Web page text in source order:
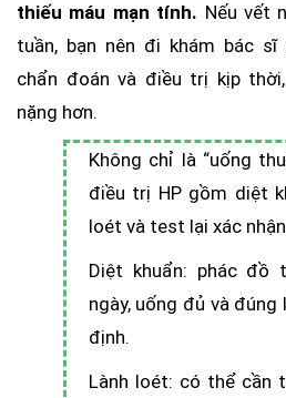
thiếu máu mạn tính. Nếu vết
tuần, bạn nên đi khám bác
chẩn đoán và điều trị kịp
nặng hơn.
Không chỉ là “uống
điều trị HP gồm diệt
loét và test lại xác
Diệt khuẩn: phác đồ
ngày, uống đủ và
định.
Lành loét: có thể cần